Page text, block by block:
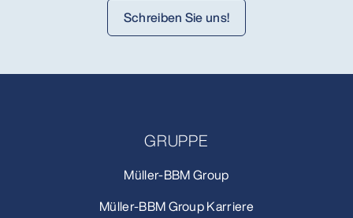
Schreiben Sie uns!
GRUPPE
Müller-BBM Group
Müller-BBM Group Karriere